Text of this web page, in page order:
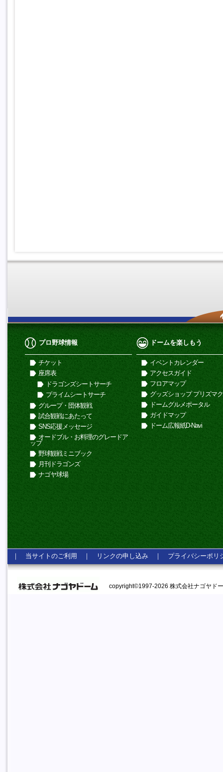
プロ野球情報
チケット
座席表
ドラゴンズシートサーチ
プライムシートサーチ
グループ・団体観戦
試合観戦にあたって
SNS応援メッセージ
オードブル・お料理のグレードア
ップ
野球観戦ミニブック
月刊ドラゴンズ
ナゴヤ球場
ドームを楽しもう
イベントカレンダー
アクセスガイド
フロアマップ
グッズショップ プリズマ
ドームグルメポータル
ガイドマップ
ドーム広報紙D-Navi
｜ 当サイトのご利用 ｜ リンクの申し込み ｜ プライバシーポリ
copyright©1997-2026 株式会社ナゴヤド